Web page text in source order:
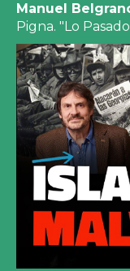
Manuel
Pigna. "Lo